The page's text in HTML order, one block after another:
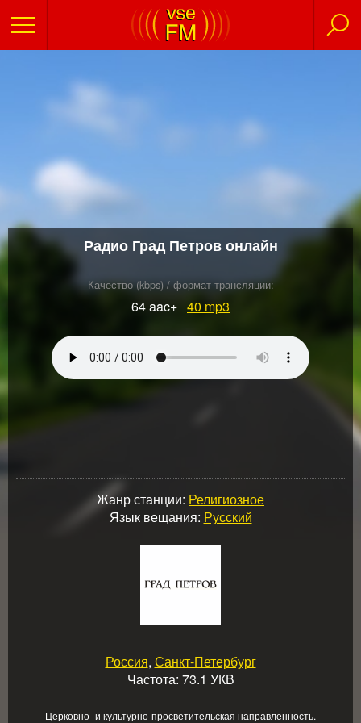
Радио Град Петров онлайн
Качество (kbps) / формат трансляции:
64 aac+ 40 mp3
Жанр станции: Религиозное
Язык вещания: Русский
Россия, Санкт-Петербург
Частота: 73.1 УКВ
Церковно- и культурно-просветительская направленность.